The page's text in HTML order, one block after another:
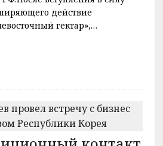
действие
гектар»,…